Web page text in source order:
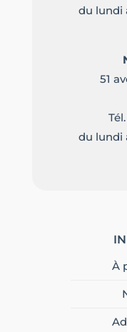
du lundi
51
du lundi
À